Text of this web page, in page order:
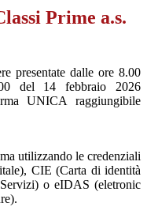
Prime a.s.
presentate dalle ore 8.00
del 14 febbraio 2026
UNICA raggiungibile
utilizzando le credenziali
CIE (Carta di identità
o eIDAS (eletronic